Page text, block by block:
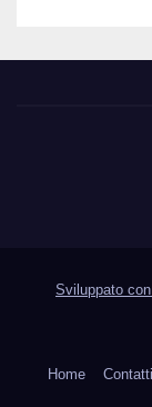
Sviluppato
Home